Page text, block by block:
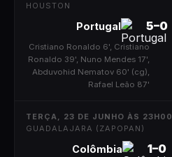
HOUSTON
Portugal 5–0
Cristiano Ronaldo 6', Cristiano
Ronaldo 39', Nuno Mendes 17',
Abduvohid Nematov 60' (cg),
Rafael Leão 87'
|
TERÇA, 23 DE JUNHO ÀS 23H00
GUADALAJARA (ZAPOPAN)
Colômbia 1–0